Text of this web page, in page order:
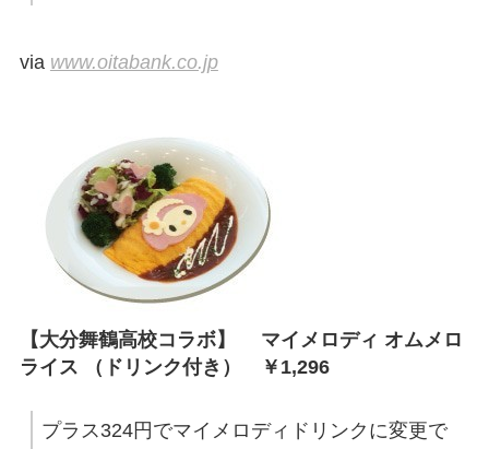
via www.oitabank.co.jp
【大分舞鶴高校コラボ】 マイメロディ オムメロ
ライス （ドリンク付き） ￥1,296
プラス324円でマイメロディドリンクに変更で